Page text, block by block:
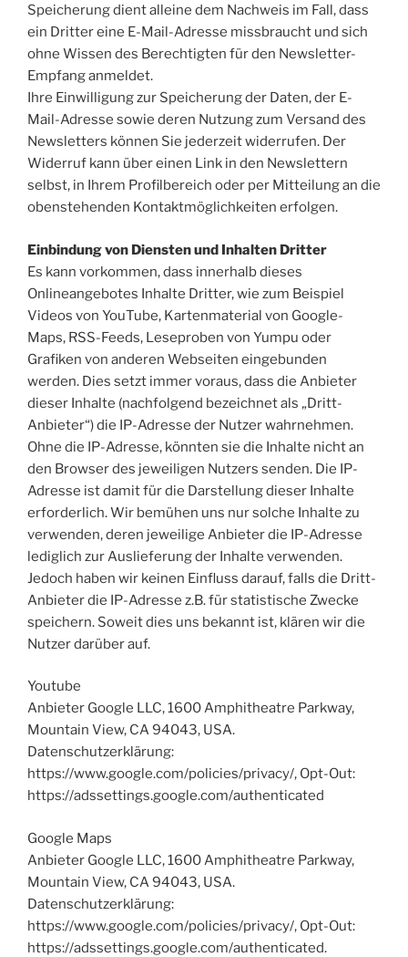
Speicherung dient alleine dem Nachweis im Fall, dass
ein Dritter eine E-Mail-Adresse missbraucht und sich
ohne Wissen des Berechtigten für den Newsletter-
Empfang anmeldet.
Ihre Einwilligung zur Speicherung der Daten, der E-
Mail-Adresse sowie deren Nutzung zum Versand des
Newsletters können Sie jederzeit widerrufen. Der
Widerruf kann über einen Link in den Newslettern
selbst, in Ihrem Profilbereich oder per Mitteilung an die
obenstehenden Kontaktmöglichkeiten erfolgen.
Einbindung von Diensten und Inhalten Dritter
Es kann vorkommen, dass innerhalb dieses
Onlineangebotes Inhalte Dritter, wie zum Beispiel
Videos von YouTube, Kartenmaterial von Google-
Maps, RSS-Feeds, Leseproben von Yumpu oder
Grafiken von anderen Webseiten eingebunden
werden. Dies setzt immer voraus, dass die Anbieter
dieser Inhalte (nachfolgend bezeichnet als „Dritt-
Anbieter“) die IP-Adresse der Nutzer wahrnehmen.
Ohne die IP-Adresse, könnten sie die Inhalte nicht an
den Browser des jeweiligen Nutzers senden. Die IP-
Adresse ist damit für die Darstellung dieser Inhalte
erforderlich. Wir bemühen uns nur solche Inhalte zu
verwenden, deren jeweilige Anbieter die IP-Adresse
lediglich zur Auslieferung der Inhalte verwenden.
Jedoch haben wir keinen Einfluss darauf, falls die Dritt-
Anbieter die IP-Adresse z.B. für statistische Zwecke
speichern. Soweit dies uns bekannt ist, klären wir die
Nutzer darüber auf.
Youtube
Anbieter Google LLC, 1600 Amphitheatre Parkway,
Mountain View, CA 94043, USA.
Datenschutzerklärung:
https://www.google.com/policies/privacy/, Opt-Out:
https://adssettings.google.com/authenticated
Google Maps
Anbieter Google LLC, 1600 Amphitheatre Parkway,
Mountain View, CA 94043, USA.
Datenschutzerklärung:
https://www.google.com/policies/privacy/, Opt-Out:
https://adssettings.google.com/authenticated.